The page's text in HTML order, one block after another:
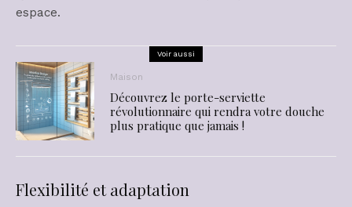
espace.
Voir aussi
Maison
Découvrez le porte-serviette
révolutionnaire qui rendra votre douche
plus pratique que jamais !
Flexibilité et adaptation